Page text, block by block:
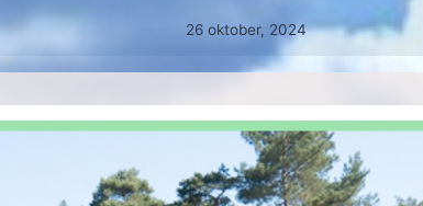
26 oktober, 2024